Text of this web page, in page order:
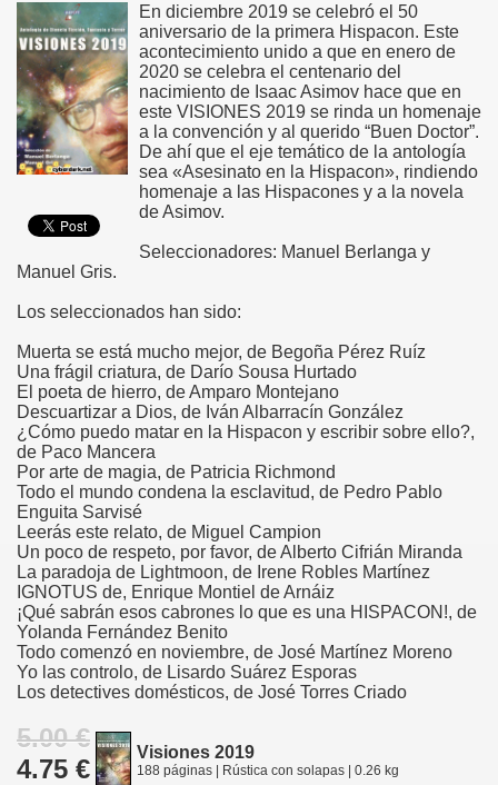
En diciembre 2019 se celebró el 50
aniversario de la primera Hispacon. Este
acontecimiento unido a que en enero de
2020 se celebra el centenario del
nacimiento de Isaac Asimov hace que en
este VISIONES 2019 se rinda un homenaje
a la convención y al querido “Buen Doctor”.
De ahí que el eje temático de la antología
sea «Asesinato en la Hispacon», rindiendo
homenaje a las Hispacones y a la novela
de Asimov.
Seleccionadores: Manuel Berlanga y
Manuel Gris.
Los seleccionados han sido:
Muerta se está mucho mejor, de Begoña Pérez Ruíz
Una frágil criatura, de Darío Sousa Hurtado
El poeta de hierro, de Amparo Montejano
Descuartizar a Dios, de Iván Albarracín González
¿Cómo puedo matar en la Hispacon y escribir sobre ello?,
de Paco Mancera
Por arte de magia, de Patricia Richmond
Todo el mundo condena la esclavitud, de Pedro Pablo
Enguita Sarvisé
Leerás este relato, de Miguel Campion
Un poco de respeto, por favor, de Alberto Cifrián Miranda
La paradoja de Lightmoon, de Irene Robles Martínez
IGNOTUS de, Enrique Montiel de Arnáiz
¡Qué sabrán esos cabrones lo que es una HISPACON!, de
Yolanda Fernández Benito
Todo comenzó en noviembre, de José Martínez Moreno
Yo las controlo, de Lisardo Suárez Esporas
Los detectives domésticos, de José Torres Criado
5.00 €
4.75 €
Visiones 2019
188 páginas | Rústica con solapas | 0.26 kg